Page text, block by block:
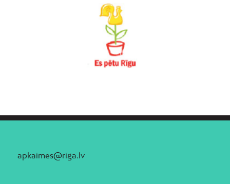
apkaimes@riga.lv